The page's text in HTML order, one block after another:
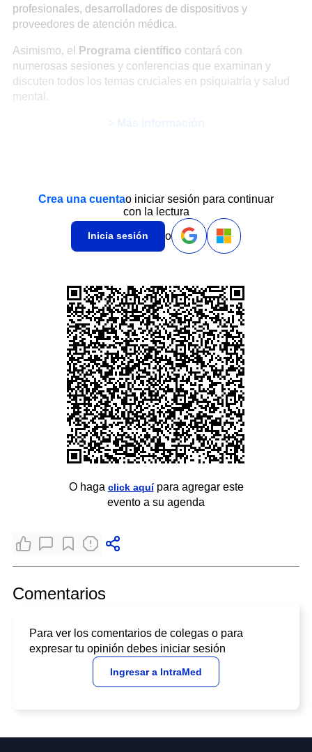
profesionales, desarrolladores de dispositivos y
proveedores de atención médica.
Asimismo, el Programa científico contará con
numerosas sesiones y conferencias que examinan y
discuten todos los temas cruciales en psiquiatría y salud
mental.
Crea una cuentao iniciar sesión para continuar
con la lectura
Inicia sesión o
O haga click aquípara agregar este
evento a su agenda
Comentarios
Para ver los comentarios de colegas o para
expresar tu opinión debes iniciar sesión
Ingresar a IntraMed